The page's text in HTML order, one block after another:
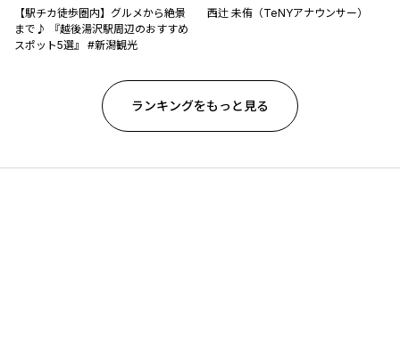
【駅チカ徒歩圏内】グルメから絶景
まで♪ 『越後湯沢駅周辺のおすすめ
スポット5選』 #新潟観光
西辻 未侑（TeNYアナウンサー）
ランキングをもっと見る